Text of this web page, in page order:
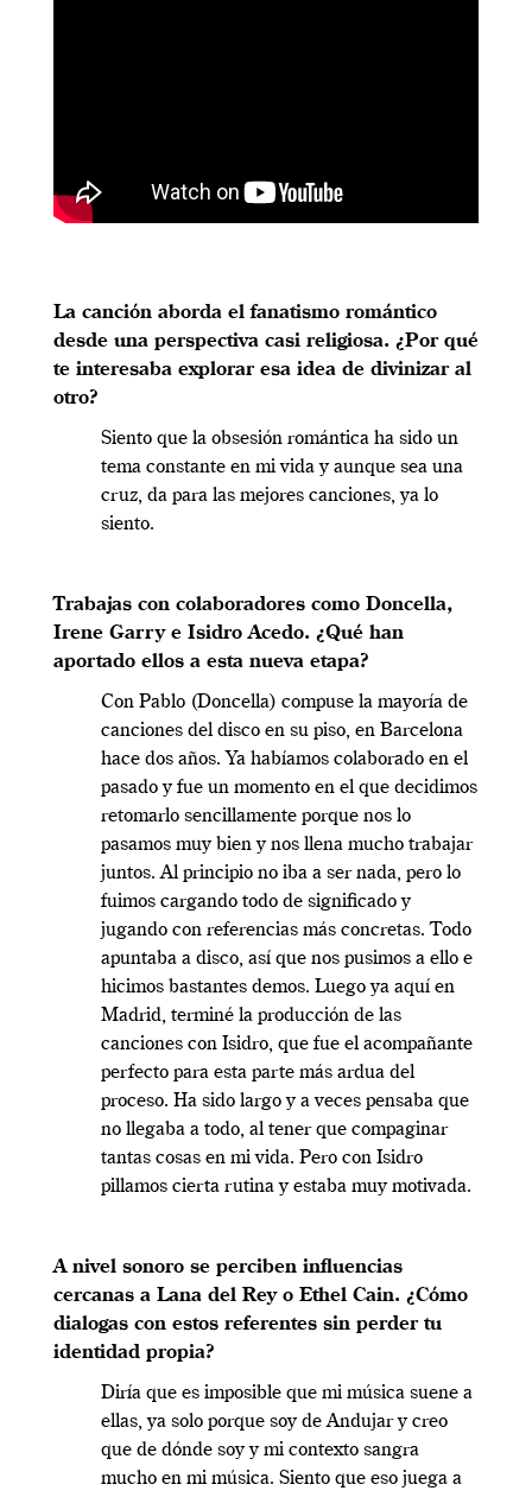
La canción aborda el fanatismo romántico
desde una perspectiva casi religiosa. ¿Por qué
te interesaba explorar esa idea de divinizar al
otro?
Siento que la obsesión romántica ha sido un
tema constante en mi vida y aunque sea una
cruz, da para las mejores canciones, ya lo
siento.
Trabajas con colaboradores como Doncella,
Irene Garry e Isidro Acedo. ¿Qué han
aportado ellos a esta nueva etapa?
Con Pablo (Doncella) compuse la mayoría de
canciones del disco en su piso, en Barcelona
hace dos años. Ya habíamos colaborado en el
pasado y fue un momento en el que decidimos
retomarlo sencillamente porque nos lo
pasamos muy bien y nos llena mucho trabajar
juntos. Al principio no iba a ser nada, pero lo
fuimos cargando todo de significado y
jugando con referencias más concretas. Todo
apuntaba a disco, así que nos pusimos a ello e
hicimos bastantes demos. Luego ya aquí en
Madrid, terminé la producción de las
canciones con Isidro, que fue el acompañante
perfecto para esta parte más ardua del
proceso. Ha sido largo y a veces pensaba que
no llegaba a todo, al tener que compaginar
tantas cosas en mi vida. Pero con Isidro
pillamos cierta rutina y estaba muy motivada.
A nivel sonoro se perciben influencias
cercanas a Lana del Rey o Ethel Cain. ¿Cómo
dialogas con estos referentes sin perder tu
identidad propia?
Diría que es imposible que mi música suene a
ellas, ya solo porque soy de Andujar y creo
que de dónde soy y mi contexto sangra
mucho en mi música. Siento que eso juega a